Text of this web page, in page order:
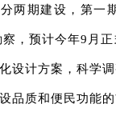
两期建设，第一
，预计今年9月
设计方案，科学
品质和便民功能